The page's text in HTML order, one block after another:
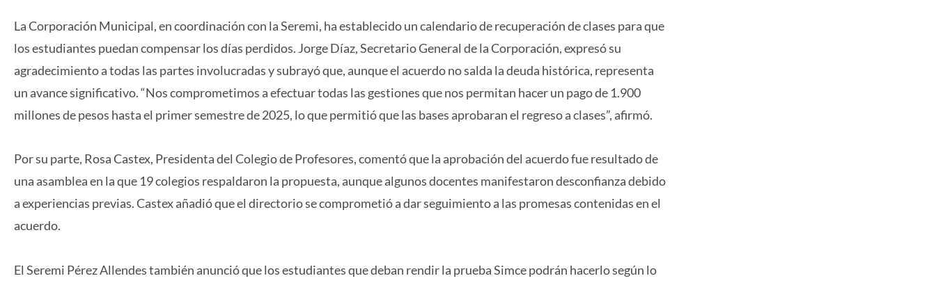
La Corporación Municipal, en coordinación con la Seremi, ha establecido un calendario de recuperación de clases para que
los estudiantes puedan compensar los días perdidos. Jorge Díaz, Secretario General de la Corporación, expresó su
agradecimiento a todas las partes involucradas y subrayó que, aunque el acuerdo no salda la deuda histórica, representa
un avance significativo. “Nos comprometimos a efectuar todas las gestiones que nos permitan hacer un pago de 1.900
millones de pesos hasta el primer semestre de 2025, lo que permitió que las bases aprobaran el regreso a clases”, afirmó.
Por su parte, Rosa Castex, Presidenta del Colegio de Profesores, comentó que la aprobación del acuerdo fue resultado de
una asamblea en la que 19 colegios respaldaron la propuesta, aunque algunos docentes manifestaron desconfianza debido
a experiencias previas. Castex añadió que el directorio se comprometió a dar seguimiento a las promesas contenidas en el
acuerdo.
El Seremi Pérez Allendes también anunció que los estudiantes que deban rendir la prueba Simce podrán hacerlo según lo